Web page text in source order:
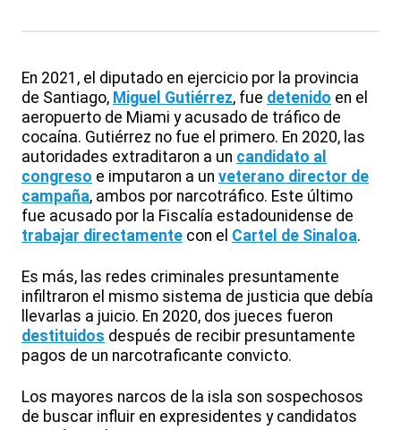
En 2021, el diputado en ejercicio por la provincia
de Santiago, Miguel Gutiérrez, fue detenido en el
aeropuerto de Miami y acusado de tráfico de
cocaína. Gutiérrez no fue el primero. En 2020, las
autoridades extraditaron a un candidato al
congreso e imputaron a un veterano director de
campaña, ambos por narcotráfico. Este último
fue acusado por la Fiscalía estadounidense de
trabajar directamente con el Cartel de Sinaloa.
Es más, las redes criminales presuntamente
infiltraron el mismo sistema de justicia que debía
llevarlas a juicio. En 2020, dos jueces fueron
destituidos después de recibir presuntamente
pagos de un narcotraficante convicto.
Los mayores narcos de la isla son sospechosos
de buscar influir en expresidentes y candidatos